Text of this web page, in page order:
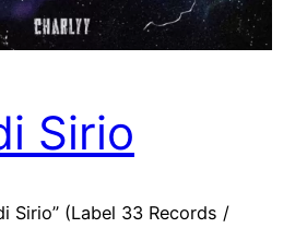
Sirio
Sirio” (Label 33 Records /